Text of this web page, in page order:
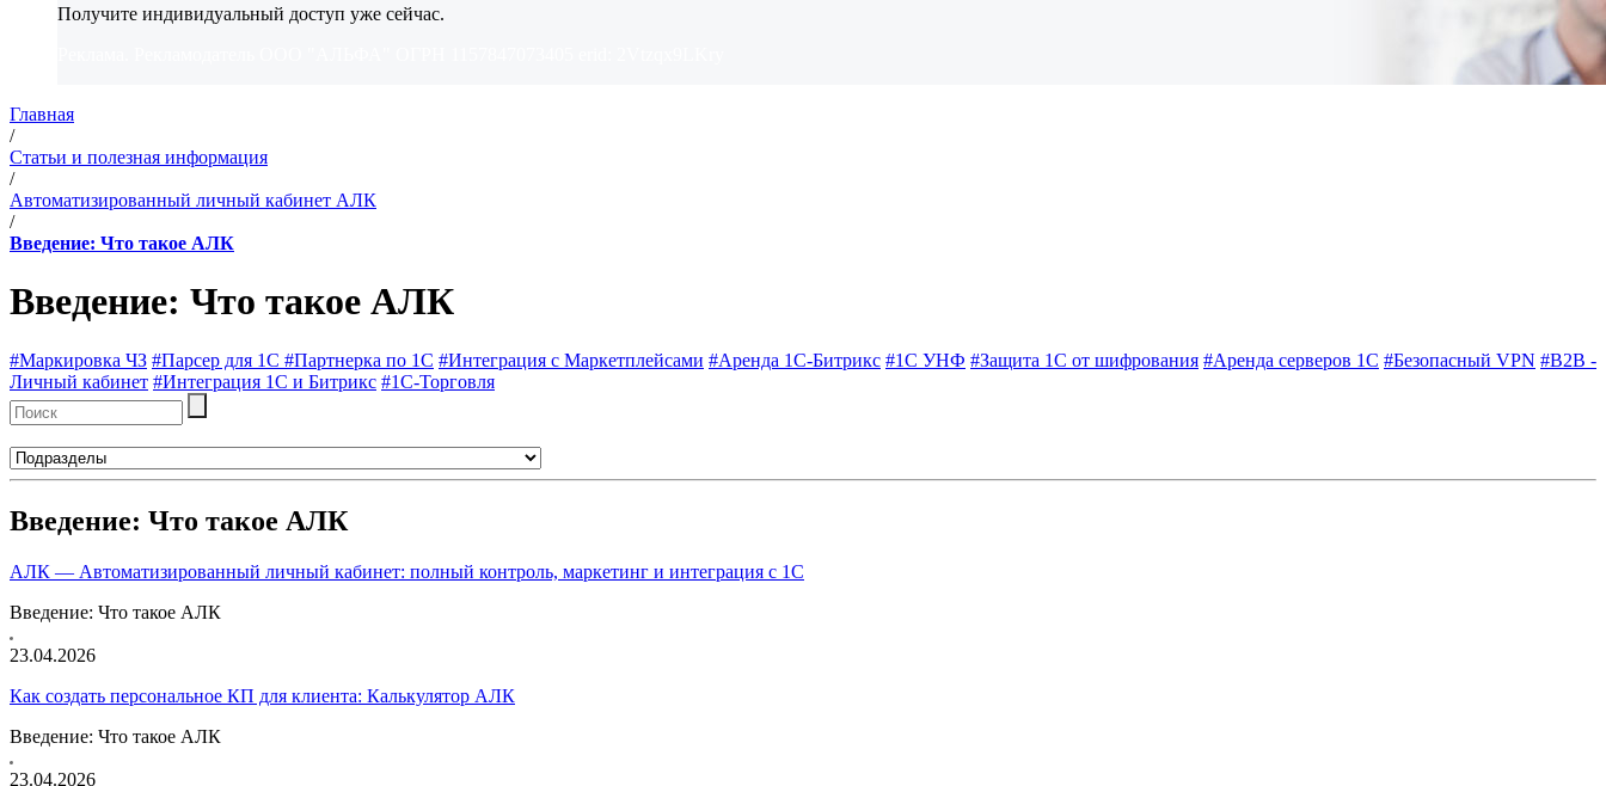
Получите индивидуальный доступ уже сейчас.
Главная
/
Статьи и полезная информация
/
Автоматизированный личный кабинет АЛК
/
Введение: Что такое АЛК
Введение: Что такое АЛК
#Маркировка ЧЗ #Парсер для 1С #Партнерка по 1С #Интеграция с Маркетплейсами #Аренда 1С-Битрикс #1С УНФ #Защита 1С от шифрования #Аренда серверов 1С #Безопасный VPN #B2B -
Личный кабинет #Интеграция 1С и Битрикс #1C-Торговля
Введение: Что такое АЛК
АЛК — Автоматизированный личный кабинет: полный контроль, маркетинг и интеграция с 1С
Введение: Что такое АЛК
23.04.2026
Как создать персональное КП для клиента: Калькулятор АЛК
Введение: Что такое АЛК
23.04.2026